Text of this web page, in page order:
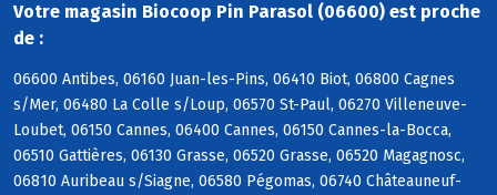
Votre magasin Biocoop Pin Parasol (06600) est proche
de :
06600 Antibes, 06160 Juan-les-Pins, 06410 Biot, 06800 Cagnes
s/Mer, 06480 La Colle s/Loup, 06570 St-Paul, 06270 Villeneuve-
Loubet, 06150 Cannes, 06400 Cannes, 06150 Cannes-la-Bocca,
06510 Gattières, 06130 Grasse, 06520 Grasse, 06520 Magagnosc,
06810 Auribeau s/Siagne, 06580 Pégomas, 06740 Châteauneuf-